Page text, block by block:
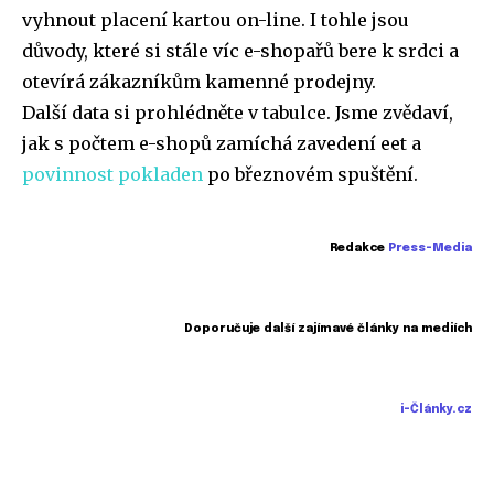
vyhnout placení kartou on-line. I tohle jsou
důvody, které si stále víc e-shopařů bere k srdci a
otevírá zákazníkům kamenné prodejny.
Další data si prohlédněte v tabulce. Jsme zvědaví,
jak s počtem e-shopů zamíchá zavedení eet a
povinnost pokladen po březnovém spuštění.
Redakce Press-Media
Doporučuje další zajímavé články na mediích
i-Články.cz